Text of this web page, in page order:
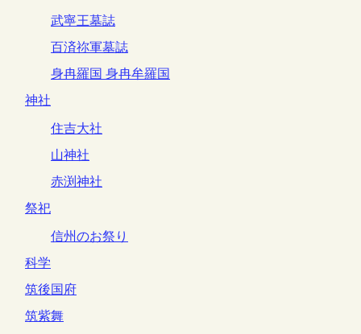
武寧王墓誌
百済祢軍墓誌
身冉羅国 身冉牟羅国
神社
住吉大社
山神社
赤渕神社
祭祀
信州のお祭り
科学
筑後国府
筑紫舞